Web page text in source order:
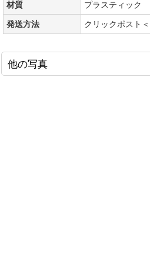
材質
プラスティック
発送方法
クリックポスト
他の写真